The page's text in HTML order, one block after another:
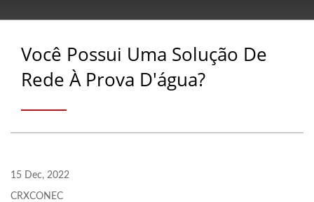
Você Possui Uma Solução De
Rede À Prova D'água?
15 Dec, 2022
CRXCONEC